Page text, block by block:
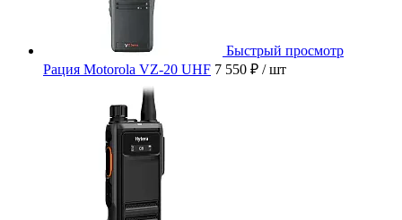
Быстрый просмотр
Рация Motorola VZ-20 UHF 7 550 ₽ / шт